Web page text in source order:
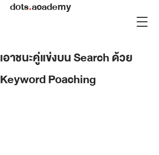
dots.academy
เอาชนะคู่แข่งบน Search ด้วย
Keyword Poaching